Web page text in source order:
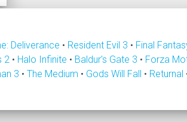
Deliverance • Resident Evil 3 • Final
2 • Halo Infinite • Baldur's Gate 3 • Forza
3 • The Medium • Gods Will Fall • Returnal